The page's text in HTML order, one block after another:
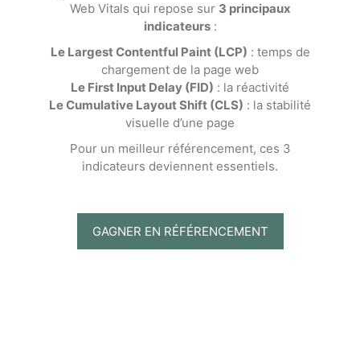
Web Vitals qui repose sur 3 principaux
indicateurs:
Le Largest Contentful Paint (LCP) : temps de
chargement de la page web
Le First Input Delay (FID) : la réactivité
Le Cumulative Layout Shift (CLS) : la stabilité
visuelle d’une page
Pour un meilleur référencement, ces 3
indicateurs deviennent essentiels.
GAGNER EN RÉFÉRENCEMENT